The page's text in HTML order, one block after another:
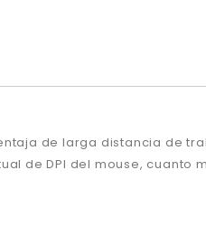
de larga distancia de
de DPI del mouse, cuanto